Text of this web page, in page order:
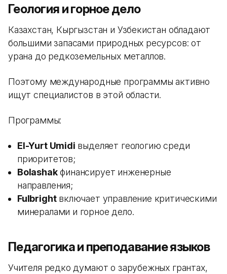
Геология и горное дело
Казахстан, Кыргызстан и Узбекистан обладают
большими запасами природных ресурсов: от
урана до редкоземельных металлов.
Поэтому международные программы активно
ищут специалистов в этой области.
Программы:
El-Yurt Umidi выделяет геологию среди
приоритетов;
Bolashakфинансирует инженерные
направления;
Fulbrightвключает управление критическими
минералами и горное дело.
Педагогика и преподавание языков
Учителя редко думают о зарубежных грантах,